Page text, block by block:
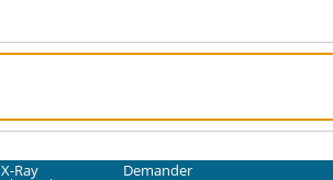
X-Ray Demander